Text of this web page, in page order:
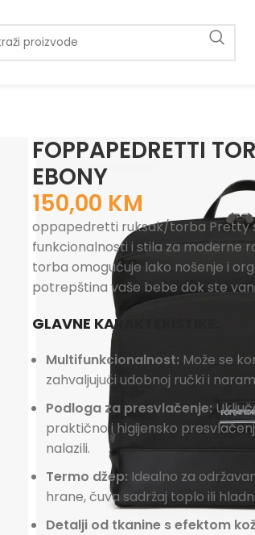
FOPPAPEDRETTI
EBONY
150,00 KM
oppapedretti ruksak/torba Pretty
funkcionalnosti i stila za moderne
torba omogućuje lako nošenje i
potrepština vaše bebe dok ste
GLAVNE KARAKTERISTIKE:
Multifunkcionalnost: Može se
zahvaljujući udobnoj ručki i
Podloga za presvlačenje:
praktično i higijensko
nalazili.
Termo džep: Idealno za
hrane, čuva sadržaj toplo ili
Detalji od tkanine s efektom